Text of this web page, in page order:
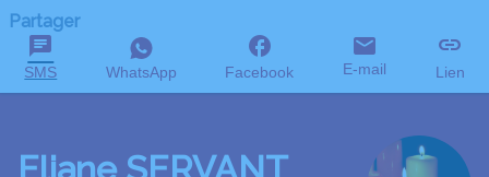
Partager
SMS WhatsApp Facebook E-mail Lien
Eliane SERVANT